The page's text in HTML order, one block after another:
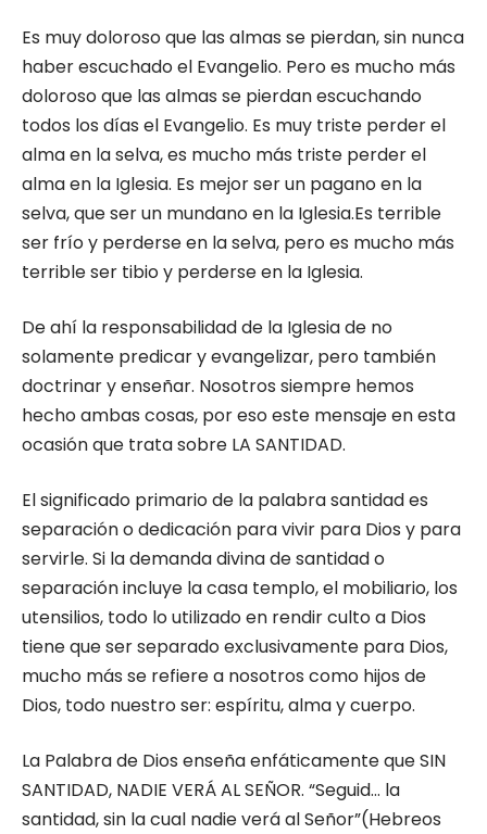
Es muy doloroso que las almas se pierdan, sin nunca
haber escuchado el Evangelio. Pero es mucho más
doloroso que las almas se pierdan escuchando
todos los días el Evangelio. Es muy triste perder el
alma en la selva, es mucho más triste perder el
alma en la Iglesia. Es mejor ser un pagano en la
selva, que ser un mundano en la Iglesia.Es terrible
ser frío y perderse en la selva, pero es mucho más
terrible ser tibio y perderse en la Iglesia.
De ahí la responsabilidad de la Iglesia de no
solamente predicar y evangelizar, pero también
doctrinar y enseñar. Nosotros siempre hemos
hecho ambas cosas, por eso este mensaje en esta
ocasión que trata sobre LA SANTIDAD.
El significado primario de la palabra santidad es
separación o dedicación para vivir para Dios y para
servirle. Si la demanda divina de santidad o
separación incluye la casa templo, el mobiliario, los
utensilios, todo lo utilizado en rendir culto a Dios
tiene que ser separado exclusivamente para Dios,
mucho más se refiere a nosotros como hijos de
Dios, todo nuestro ser: espíritu, alma y cuerpo.
La Palabra de Dios enseña enfáticamente que SIN
SANTIDAD, NADIE VERÁ AL SEÑOR. “Seguid… la
santidad, sin la cual nadie verá al Señor”(Hebreos